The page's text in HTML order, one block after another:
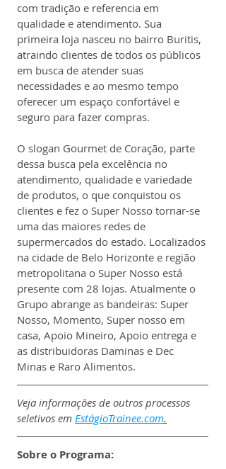
com tradição e referencia em
qualidade e atendimento. Sua
primeira loja nasceu no bairro Buritis,
atraindo clientes de todos os públicos
em busca de atender suas
necessidades e ao mesmo tempo
oferecer um espaço confortável e
seguro para fazer compras.
O slogan Gourmet de Coração, parte
dessa busca pela excelência no
atendimento, qualidade e variedade
de produtos, o que conquistou os
clientes e fez o Super Nosso tornar-se
uma das maiores redes de
supermercados do estado. Localizados
na cidade de Belo Horizonte e região
metropolitana o Super Nosso está
presente com 28 lojas. Atualmente o
Grupo abrange as bandeiras: Super
Nosso, Momento, Super nosso em
casa, Apoio Mineiro, Apoio entrega e
as distribuidoras Daminas e Dec
Minas e Raro Alimentos.
Veja informações de outros processos
seletivos em EstágioTrainee.com.
Sobre o Programa: